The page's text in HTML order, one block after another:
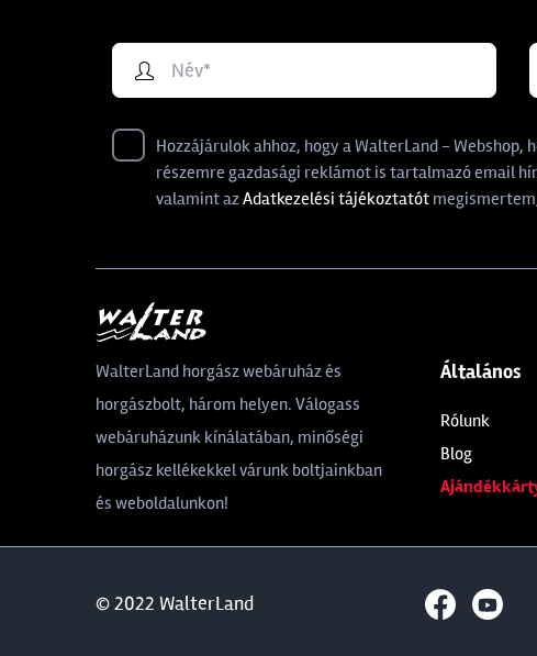
Hozzájárulok ahhoz, hogy a WalterLand -
részemre gazdasági reklámot is tartalmazó email
valamint azAdatkezelési tájékoztatót
WalterLand horgász webáruház és
horgászbolt, három helyen. Válogass
webáruházunk kínálatában, minőségi
horgász kellékekkel várunk boltjainkban
és weboldalunkon!
Általános
Rólunk
Blog
© 2022 WalterLand